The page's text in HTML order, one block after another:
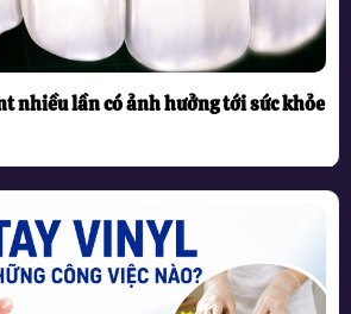
nhiều lần có ảnh hưởng tới sức khỏe